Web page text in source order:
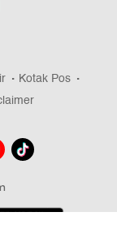
Kotak Pos